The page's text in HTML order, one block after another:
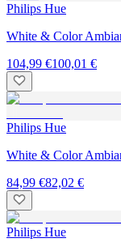
Philips Hue
White & Color
104,99 €100,01 €
Philips Hue
White & Color
84,99 €82,02 €
Philips Hue